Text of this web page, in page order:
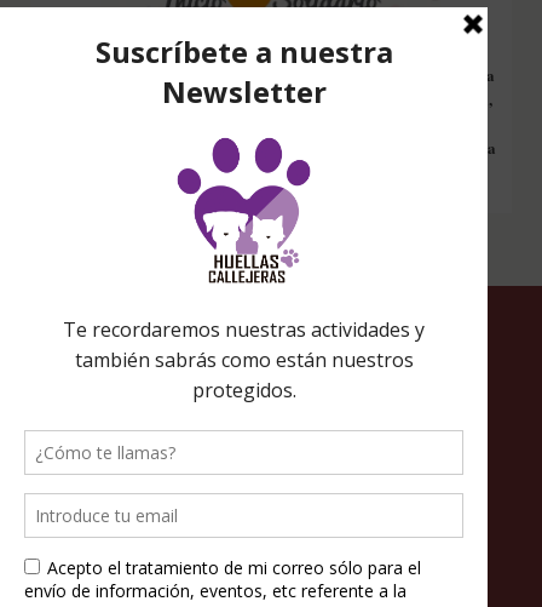
Configura nuestro Inicio Solidario en todos tus dispositivos y cada
vez que entres a hacer una búsqueda en internet desde esa página,
Amazon desde ahí, tu compra será solidaria sin ningún coste extra
para ti.